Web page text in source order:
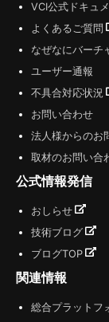
VCI公式ドキュ
よくあるご質問
なぜなにバーチ
ユーザー通報
不具合対応状況
お問い合わせ
法人様からのお
取材のお問い合
公式情報発信
おしらせ
技術ブログ
ブログTOP
関連情報
総合プラットフ